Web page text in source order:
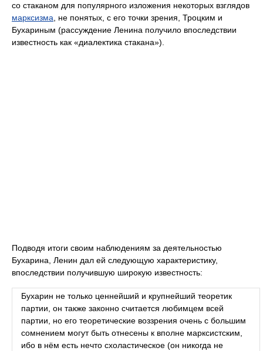
со стаканом для популярного изложения некоторых взглядов
марксизма , не понятых, с его точки зрения, Троцким и
Бухариным (рассуждение Ленина получило впоследствии
известность как «диалектика стакана»).
Подводя итоги своим наблюдениям за деятельностью
Бухарина, Ленин дал ей следующую характеристику,
впоследствии получившую широкую известность:
Бухарин не только ценнейший и крупнейший теоретик
партии, он также законно считается любимцем всей
партии, но его теоретические воззрения очень с большим
сомнением могут быть отнесены к вполне марксистским,
ибо в нём есть нечто схоластическое (он никогда не